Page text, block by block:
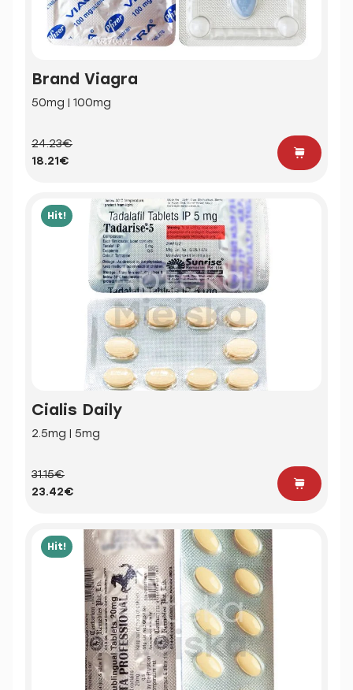
Brand Viagra
50mg | 100mg
24.23€
18.21€
Hit!
Cialis Daily
2.5mg | 5mg
31.15€
23.42€
Hit!